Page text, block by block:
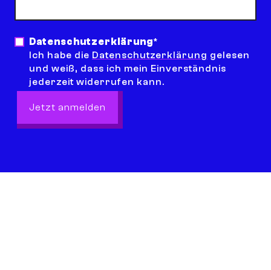
Datenschutzerklärung*
Ich habe die Datenschutzerklärung gelesen
und weiß, dass ich mein Einverständnis
jederzeit widerrufen kann.
Jetzt anmelden